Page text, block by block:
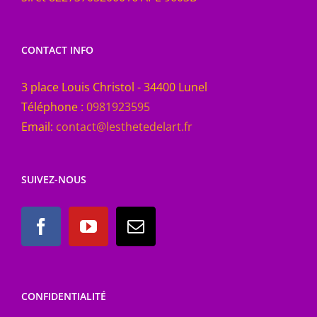
CONTACT INFO
3 place Louis Christol - 34400 Lunel
Téléphone : 0981923595
Email: contact@lesthetedelart.fr
SUIVEZ-NOUS
CONFIDENTIALITÉ